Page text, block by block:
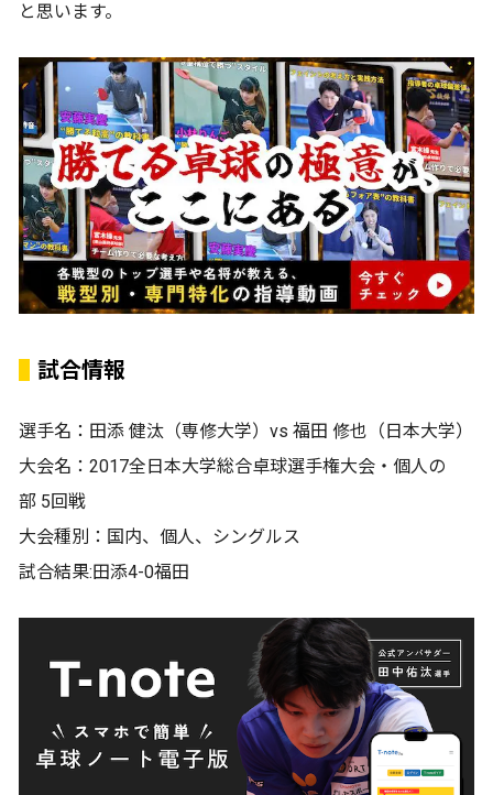
と思います。
試合情報
選手名：田添 健汰（専修大学）vs 福田 修也（日本大学）
大会名：2017全日本大学総合卓球選手権大会・個人の
部 5回戦
大会種別：国内、個人、シングルス
試合結果:田添4-0福田